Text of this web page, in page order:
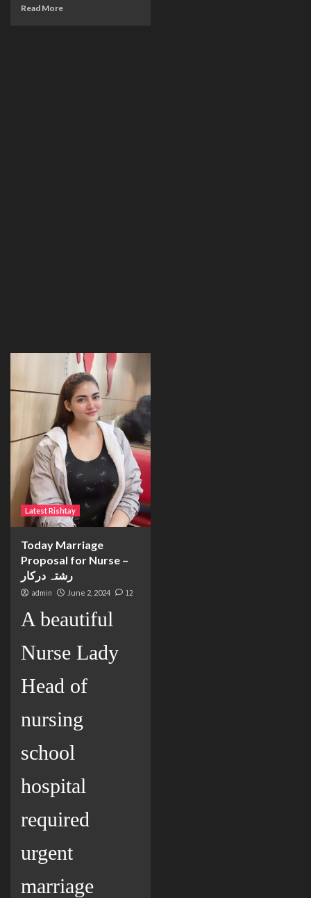
Read More
Latest Rishtay
Today Marriage
Proposal for Nurse –
رشتہ درکار
admin June 2, 2024 12
A beautiful
Nurse Lady
Head of
nursing
school
hospital
required
urgent
marriage